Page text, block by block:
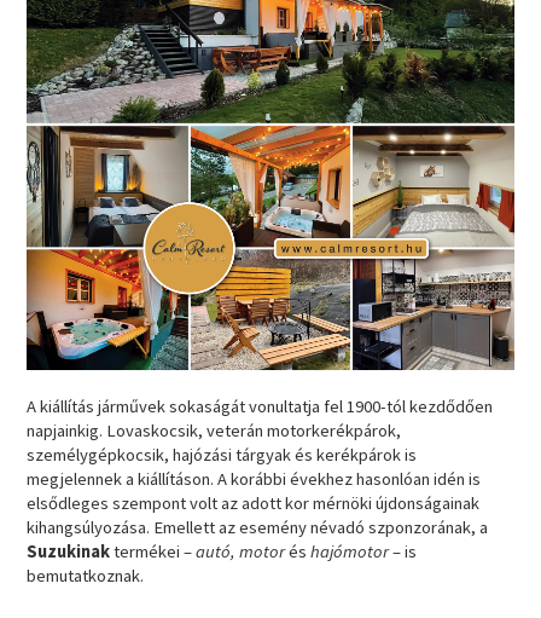
A kiállítás járművek sokaságát vonultatja fel 1900-tól kezdődően
napjainkig. Lovaskocsik, veterán motorkerékpárok,
személygépkocsik, hajózási tárgyak és kerékpárok is
megjelennek a kiállításon. A korábbi évekhez hasonlóan idén is
elsődleges szempont volt az adott kor mérnöki újdonságainak
kihangsúlyozása. Emellett az esemény névadó szponzorának, a
Suzukinaktermékei –autó, motoréshajómotor– is
bemutatkoznak.